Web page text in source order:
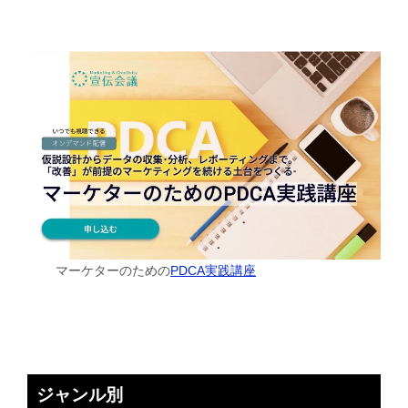
マーケターのためのPDCA実践講座
ジャンル別